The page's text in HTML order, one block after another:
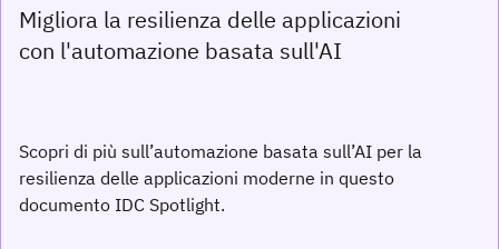
Migliora la resilienza delle applicazioni
con l'automazione basata sull'AI
Scopri di più sull’automazione basata sull’AI per la
resilienza delle applicazioni moderne in questo
documento IDC Spotlight.